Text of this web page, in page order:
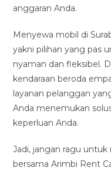
anggaran Anda.
Menyewa mobil di
yakni pilihan yang pas
nyaman dan fleksibel.
kendaraan beroda
layanan pelanggan
Anda menemukan
keperluan Anda.
Jadi, jangan ragu
bersama Arimbi Rent